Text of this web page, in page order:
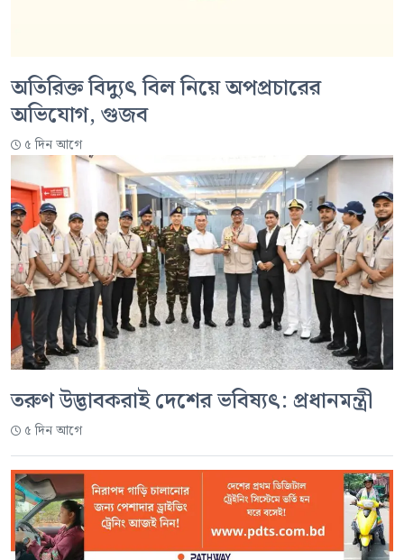
অতিরিক্ত বিদ্যুৎ বিল নিয়ে অপপ্রচারের
অভিযোগ, গুজব
৫ দিন আগে
তরুণ উদ্ভাবকরাই দেশের ভবিষ্যৎ: প্রধানমন্ত্রী
৫ দিন আগে